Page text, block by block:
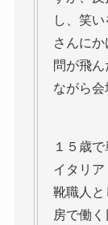
し、笑
さんに
問が飛
ながら会
１５歳
イタリア
靴職人と
房で働